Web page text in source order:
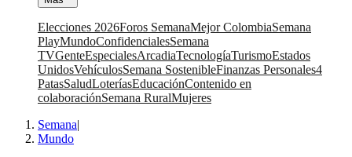
Elecciones 2026Foros SemanaMejor ColombiaSemana
PlayMundoConfidencialesSemana
TVGenteEspecialesArcadiaTecnologíaTurismoEstados
UnidosVehículosSemana SostenibleFinanzas Personales4
PatasSaludLoteríasEducaciónContenido en
colaboraciónSemana RuralMujeres
Semana|
Mundo